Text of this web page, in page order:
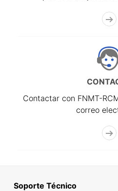
Contactar con FNMT-
correo
Soporte Técnico